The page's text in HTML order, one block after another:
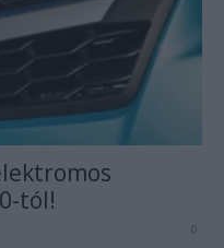
tól!
0